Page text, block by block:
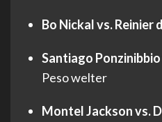
Bo Nickal vs. Reinier
Santiago
Peso welter
Montel Jackson vs.